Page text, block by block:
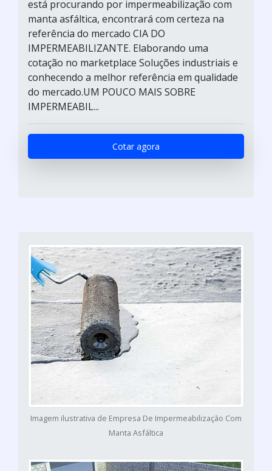
está procurando por impermeabilização com
manta asfáltica, encontrará com certeza na
referência do mercado CIA DO
IMPERMEABILIZANTE. Elaborando uma
cotação no marketplace Soluções industriais e
conhecendo a melhor referência em qualidade
do mercado.UM POUCO MAIS SOBRE
IMPERMEABIL...
Cotar agora
Imagem ilustrativa de Empresa De Impermeabilização Com
Manta Asfáltica